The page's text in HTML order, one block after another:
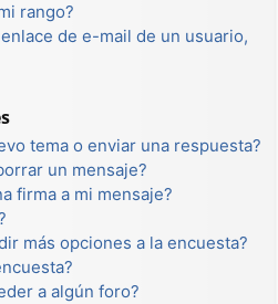
rango?
de e-mail de un usuario,
tema o enviar una respuesta?
un mensaje?
firma a mi mensaje?
más opciones a la encuesta?
a algún foro?